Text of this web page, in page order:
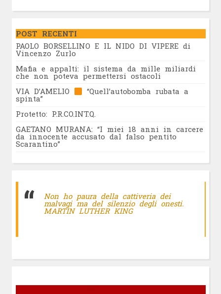
POST RECENTI
PAOLO BORSELLINO E IL NIDO DI VIPERE di
Vincenzo Zurlo
Mafia e appalti: il sistema da mille miliardi
che non poteva permettersi ostacoli
VIA D’AMELIO
“Quell’autobomba rubata a
spinta”
Protetto: P.R.CO.INT.Q.
GAETANO MURANA: “I miei 18 anni in carcere
da innocente accusato dal falso pentito
Scarantino”
Non ho paura della cattiveria dei
malvagi ma del silenzio degli onesti.
MARTIN LUTHER KING